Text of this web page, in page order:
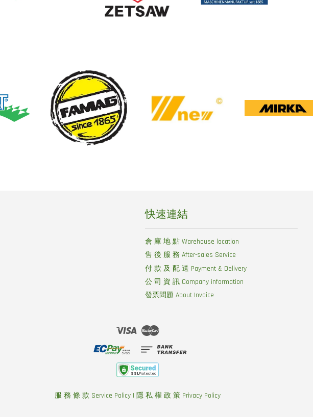
快速連結
倉 庫 地 點 Warehouse location
售 後 服 務 After-sales Service
付 款 及 配 送 Payment & Delivery
公 司 資 訊 Company information
發票問題 About Invoice
Visa Master
服 務 條 款 Service Policy| 隱 私 權 政 策 Privacy Policy